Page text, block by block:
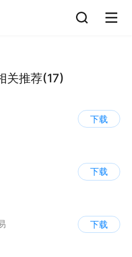
关推荐(17)
下载
下载
下载